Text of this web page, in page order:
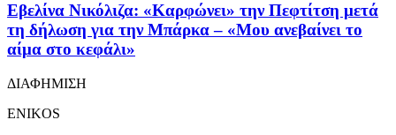
Εβελίνα Νικόλιζα: «Καρφώνει» την Πεφτίτση μετά
τη δήλωση για την Μπάρκα – «Μου ανεβαίνει το
αίμα στο κεφάλι»
ΔΙΑΦΗΜΙΣΗ
ENIKOS